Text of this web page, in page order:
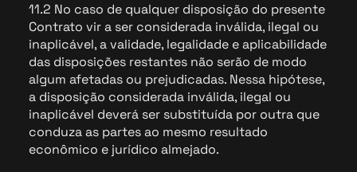
11.2 No caso de qualquer disposição do presente
Contrato vir a ser considerada inválida, ilegal ou
inaplicável, a validade, legalidade e aplicabilidade
das disposições restantes não serão de modo
algum afetadas ou prejudicadas. Nessa hipótese,
a disposição considerada inválida, ilegal ou
inaplicável deverá ser substituída por outra que
conduza as partes ao mesmo resultado
econômico e jurídico almejado.